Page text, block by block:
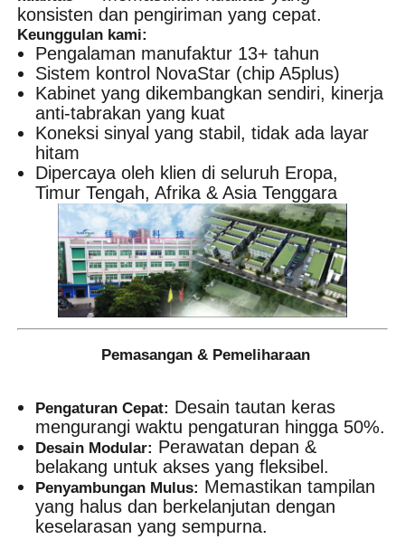
konsisten dan pengiriman yang cepat.
Keunggulan kami:
Pengalaman manufaktur 13+ tahun
Sistem kontrol NovaStar (chip A5plus)
Kabinet yang dikembangkan sendiri, kinerja
anti-tabrakan yang kuat
Koneksi sinyal yang stabil, tidak ada layar
hitam
Dipercaya oleh klien di seluruh Eropa,
Timur Tengah, Afrika & Asia Tenggara
Pemasangan & Pemeliharaan
Pengaturan Cepat: Desain tautan keras
mengurangi waktu pengaturan hingga 50%.
Desain Modular: Perawatan depan &
belakang untuk akses yang fleksibel.
Penyambungan Mulus: Memastikan tampilan
yang halus dan berkelanjutan dengan
keselarasan yang sempurna.